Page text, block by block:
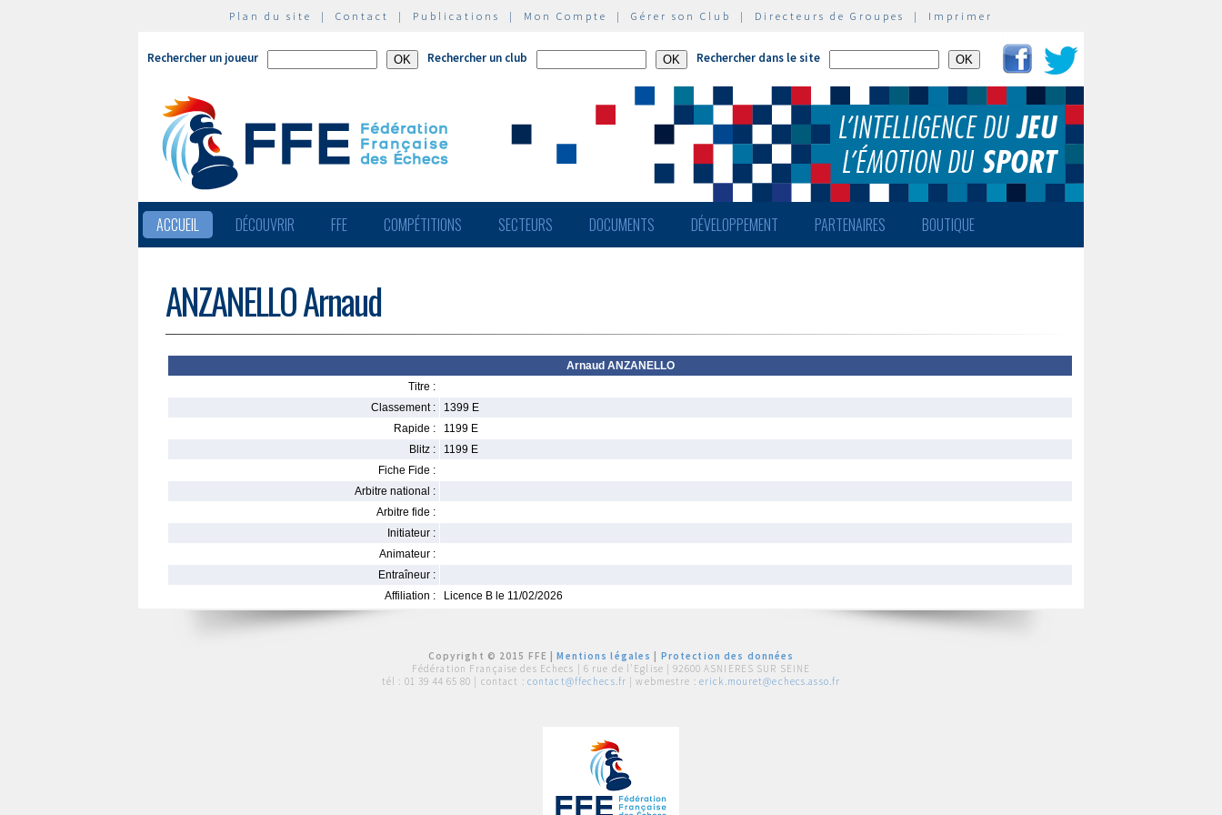
Plan du site | Contact | Publications | Mon Compte | Gérer son Club | Directeurs de Groupes | Imprimer
Rechercher un joueur Rechercher un club Rechercher dans le site
ACCUEIL DÉCOUVRIR FFE COMPÉTITIONS SECTEURS DOCUMENTS DÉVELOPPEMENT PARTENAIRES BOUTIQUE
ANZANELLO Arnaud
Arnaud ANZANELLO
Titre :
Classement :
1399 E
Rapide :
1199 E
Blitz :
1199 E
Fiche Fide :
Arbitre national :
Arbitre fide :
Initiateur :
Animateur :
Entraîneur :
Affiliation :
Licence B le 11/02/2026
Copyright © 2015 FFE |Mentions légales
Protection des données
Fédération Française des Echecs | 6 rue de l'Eglise | 92600 ASNIERES SUR SEINE
tél : 01 39 44 65 80 | contact : contact@ffechecs.fr | webmestre : erick.mouret@echecs.asso.fr